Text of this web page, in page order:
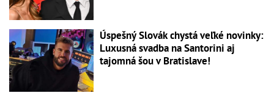
Úspešný Slovák chystá veľké novinky:
Luxusná svadba na Santorini aj
tajomná šou v Bratislave!